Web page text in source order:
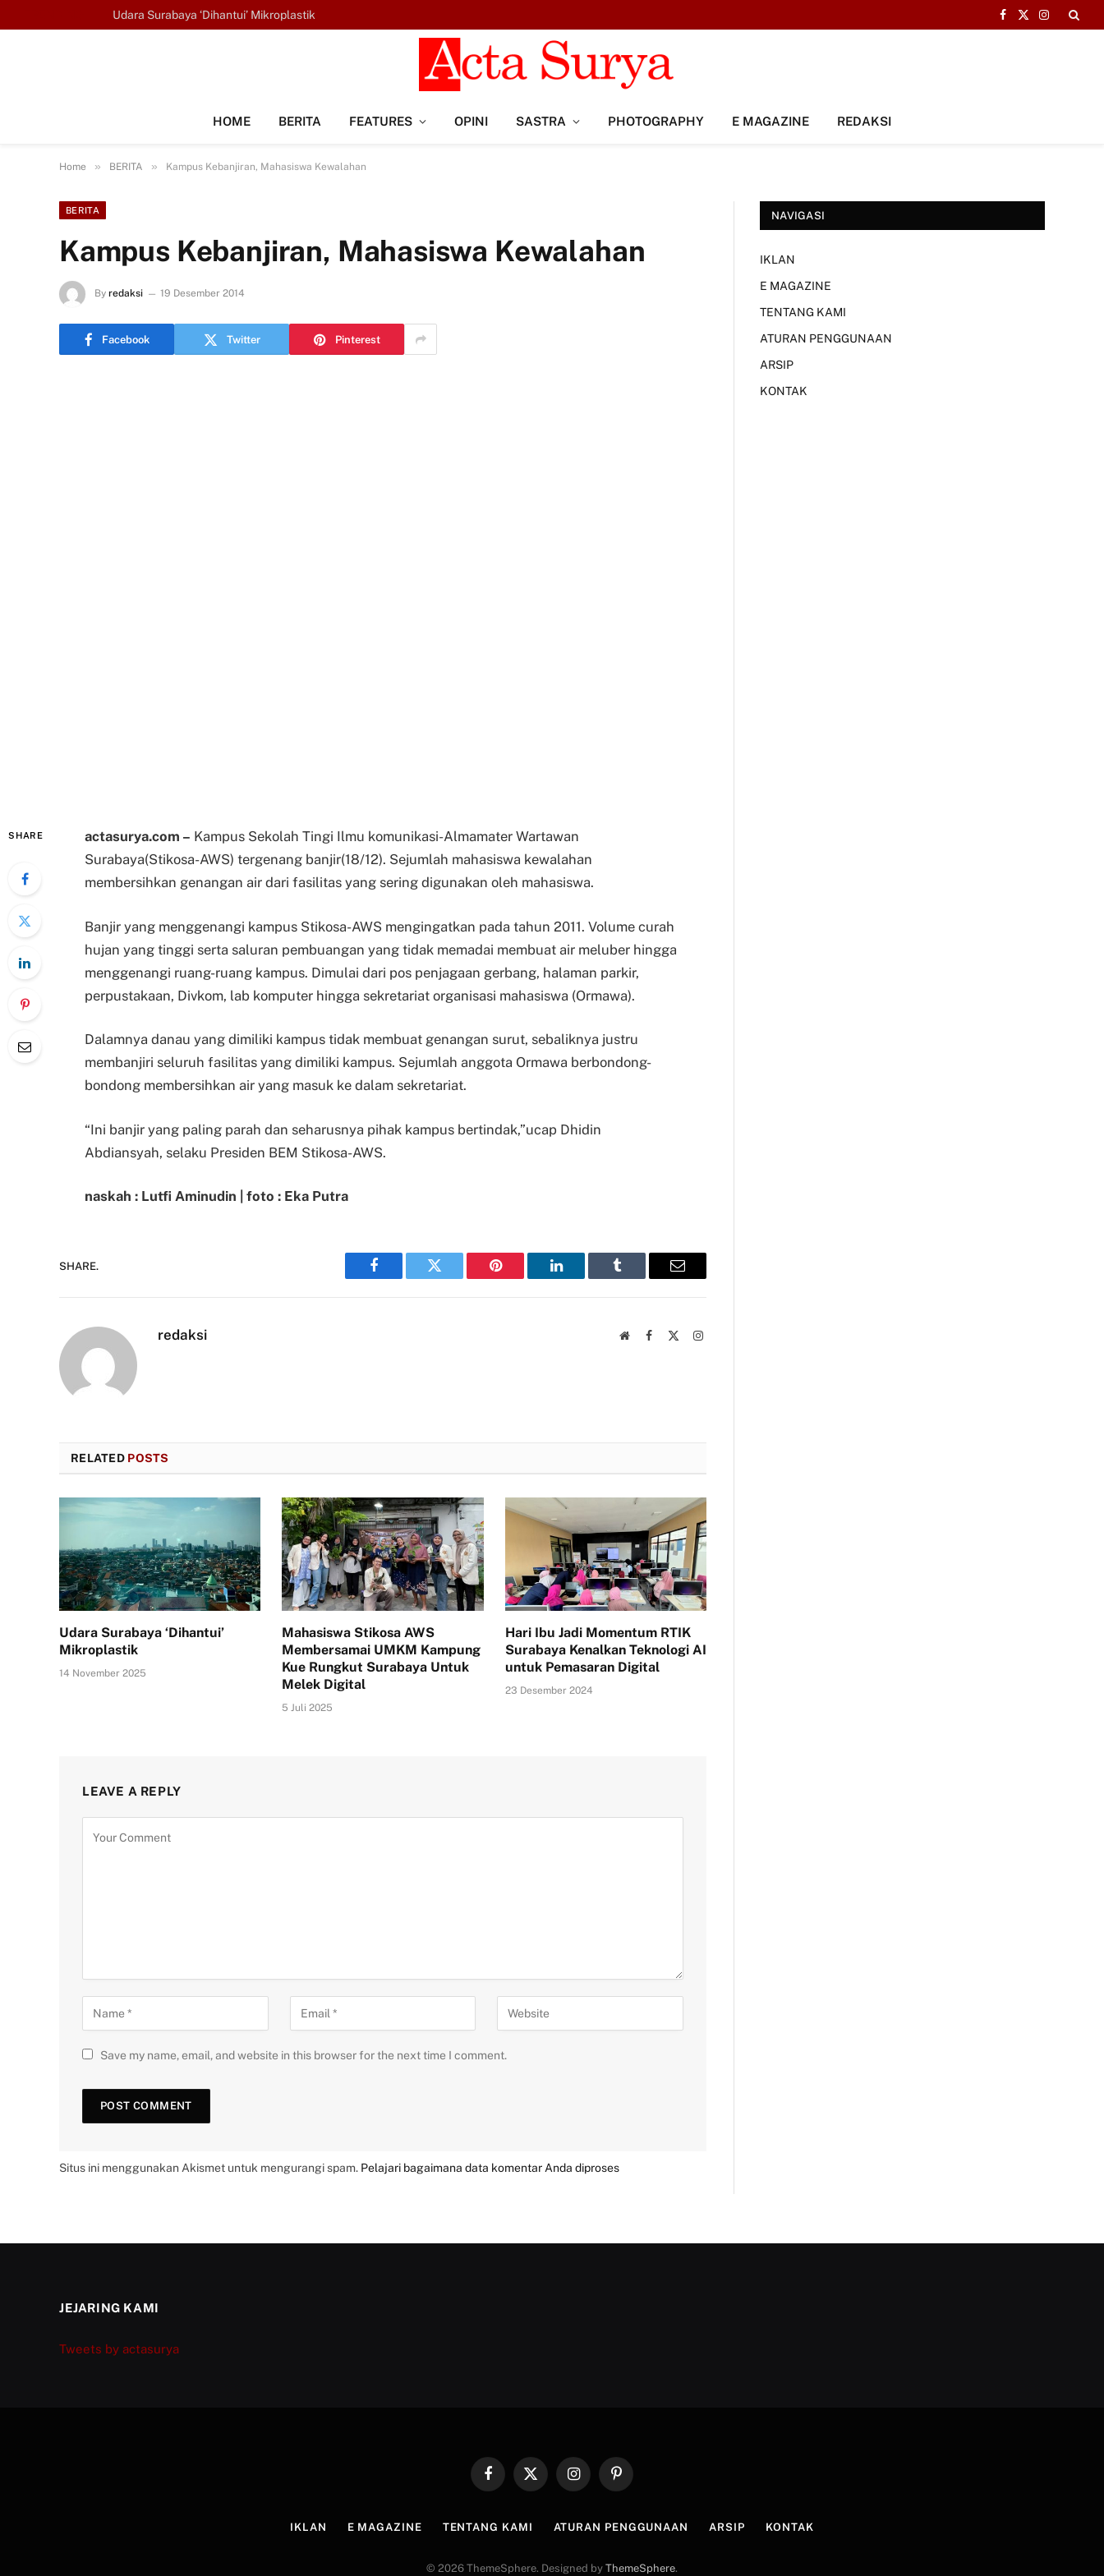
Udara Surabaya ‘Dihantui’ Mikroplastik
Facebook
X
Instagram
HOME BERITA FEATURES OPINI SASTRA PHOTOGRAPHY E MAGAZINE REDAKSI
Home » BERITA » Kampus Kebanjiran, Mahasiswa Kewalahan
BERITA
Kampus Kebanjiran, Mahasiswa Kewalahan
By redaksi 19 Desember 2014
Facebook Twitter Pinterest
SHARE actasurya.com – Kampus Sekolah Tingi Ilmu komunikasi-Almamater Wartawan
Surabaya(Stikosa-AWS) tergenang banjir(18/12). Sejumlah mahasiswa kewalahan
membersihkan genangan air dari fasilitas yang sering digunakan oleh mahasiswa.
Banjir yang menggenangi kampus Stikosa-AWS mengingatkan pada tahun 2011. Volume curah
hujan yang tinggi serta saluran pembuangan yang tidak memadai membuat air meluber hingga
menggenangi ruang-ruang kampus. Dimulai dari pos penjagaan gerbang, halaman parkir,
perpustakaan, Divkom, lab komputer hingga sekretariat organisasi mahasiswa (Ormawa).
Dalamnya danau yang dimiliki kampus tidak membuat genangan surut, sebaliknya justru
membanjiri seluruh fasilitas yang dimiliki kampus. Sejumlah anggota Ormawa berbondong-
bondong membersihkan air yang masuk ke dalam sekretariat.
“Ini banjir yang paling parah dan seharusnya pihak kampus bertindak,”ucap Dhidin
Abdiansyah, selaku Presiden BEM Stikosa-AWS.
naskah : Lutfi Aminudin | foto : Eka Putra
SHARE.
Facebook Twitter Pinterest LinkedIn Tumblr Email
redaksi WebsiteFacebook Instagram
RELATED POSTS
Udara Surabaya ‘Dihantui’
Mikroplastik
14 November 2025
Mahasiswa Stikosa AWS
Membersamai UMKM Kampung
Kue Rungkut Surabaya Untuk
Melek Digital
5 Juli 2025
Hari Ibu Jadi Momentum RTIK
Surabaya Kenalkan Teknologi AI
untuk Pemasaran Digital
23 Desember 2024
LEAVE A REPLY
Save my name, email, and website in this browser for the next time I comment.
Situs ini menggunakan Akismet untuk mengurangi spam. Pelajari bagaimana data komentar Anda diproses
NAVIGASI
IKLAN
E MAGAZINE
TENTANG KAMI
ATURAN PENGGUNAAN
ARSIP
KONTAK
JEJARING KAMI
Tweets by actasurya
FacebookX
InstagramPinterest
IKLAN E MAGAZINE TENTANG KAMI ATURAN PENGGUNAAN ARSIP KONTAK
© 2026 ThemeSphere. Designed by ThemeSphere.